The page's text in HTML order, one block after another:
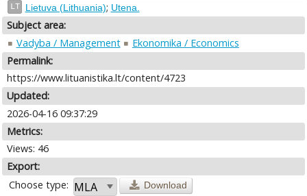
LT Lietuva (Lithuania); Utena.
Subject area:
Vadyba / Management
Ekonomika / Economics
Permalink:
https://www.lituanistika.lt/content/4723
Updated:
2026-04-16 09:37:29
Metrics:
Views: 46
Export:
Choose type:
Download